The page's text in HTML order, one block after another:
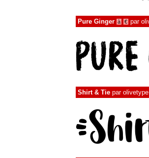
Pure Ginger à € par
Shirt & Tie par olivetype